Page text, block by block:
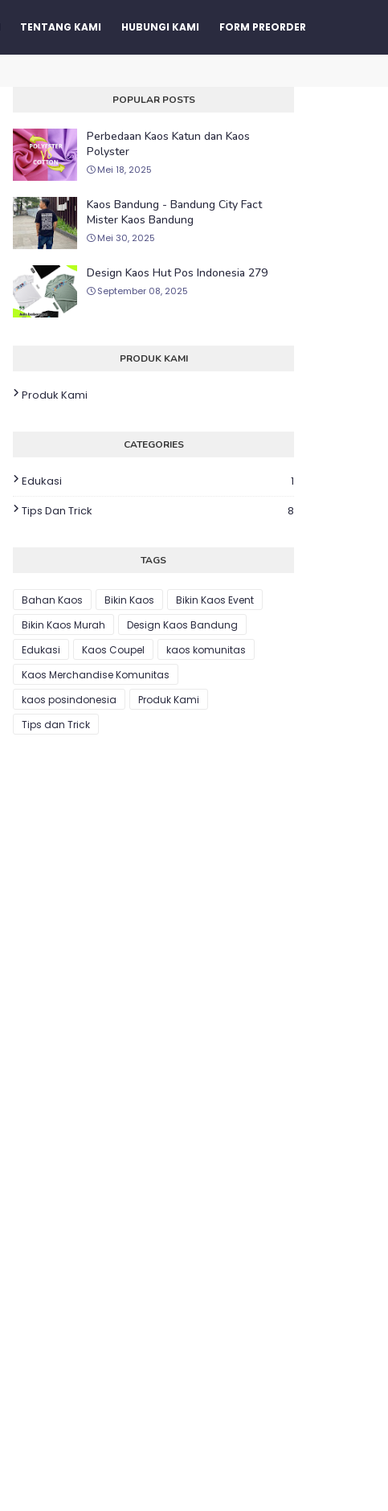
TENTANG KAMI HUBUNGI KAMI FORM PREORDER
POPULAR POSTS
Perbedaan Kaos Katun dan Kaos
Polyster
Mei 18, 2025
Kaos Bandung - Bandung City Fact
Mister Kaos Bandung
Mei 30, 2025
Design Kaos Hut Pos Indonesia 279
September 08, 2025
PRODUK KAMI
Produk Kami
CATEGORIES
Edukasi
1
Tips Dan Trick
8
TAGS
Bahan Kaos Bikin Kaos
Bikin Kaos Event
Bikin Kaos Murah
Design Kaos Bandung
Edukasi
Kaos Coupel
kaos komunitas
Kaos Merchandise Komunitas
kaos posindonesia
Produk Kami
Tips dan Trick